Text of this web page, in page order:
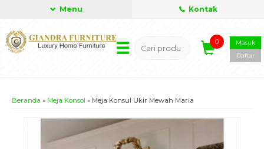
Menu Kontak
0
Masuk
Daftar
Beranda » Meja Konsol » Meja Konsul Ukir Mewah Maria